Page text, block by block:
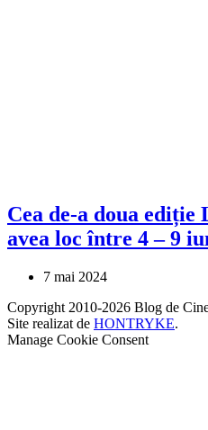
Cea de-a doua ediție
avea loc între 4 – 9
7 mai 2024
Copyright 2010-2026 Blog de
Site realizat de HONTRYKE.
Manage Cookie Consent